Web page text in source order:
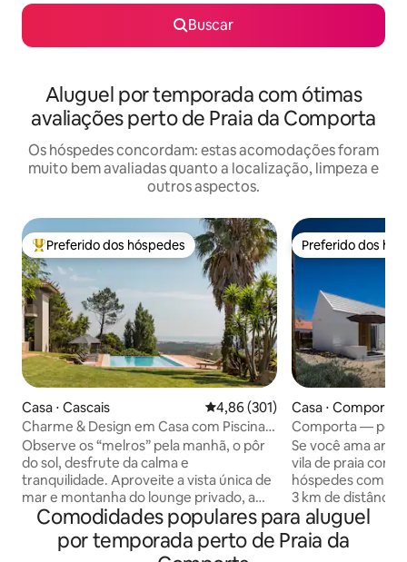
Buscar
Aluguel por temporada com ótimas
avaliações perto de Praia da Comporta
Os hóspedes concordam: estas acomodações foram
muito bem avaliadas quanto a localização, limpeza e
outros aspectos.
Entre os melhores preferidos dos hóspedes
Preferido dos hóspedes
Casa ⋅ Cascais 4,86 de uma avaliação média de
4,86 (301)
Charme & Design em Casa com Piscina e
Vista Magnífica de Mar e Montanha
Observe os “melros” pela manhã, o pôr
do sol, desfrute da calma e
tranquilidade. Aproveite a vista única de
mar e montanha do lounge privado, a
piscina infinita, a “Serra de Sintra”-a
montanha mágica, os seus bosques
encantados, conventos e palácios.
Preferido dos
Preferido dos
Casa ⋅ Comporta
Comporta —
Se você ama
vila de praia com
hóspedes com
3 km de distância
praias de
seu próximo aluguel de
terreno de 600
Comodidades populares para aluguel
por temporada perto de Praia da